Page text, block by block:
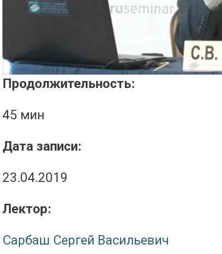
Продолжительность:
45 мин
Дата записи:
23.04.2019
Лектор:
Сарбаш Сергей Васильевич